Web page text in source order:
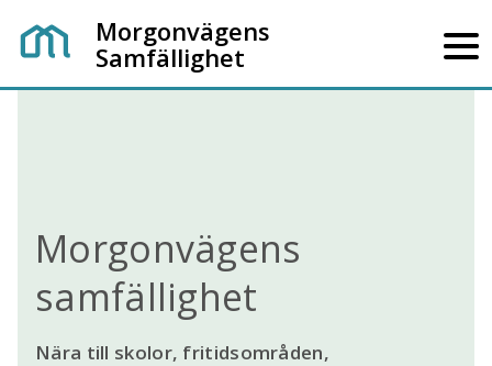
Morgonvägens
Samfällighet
Morgonvägens
samfällighet
Nära till skolor, fritidsområden,